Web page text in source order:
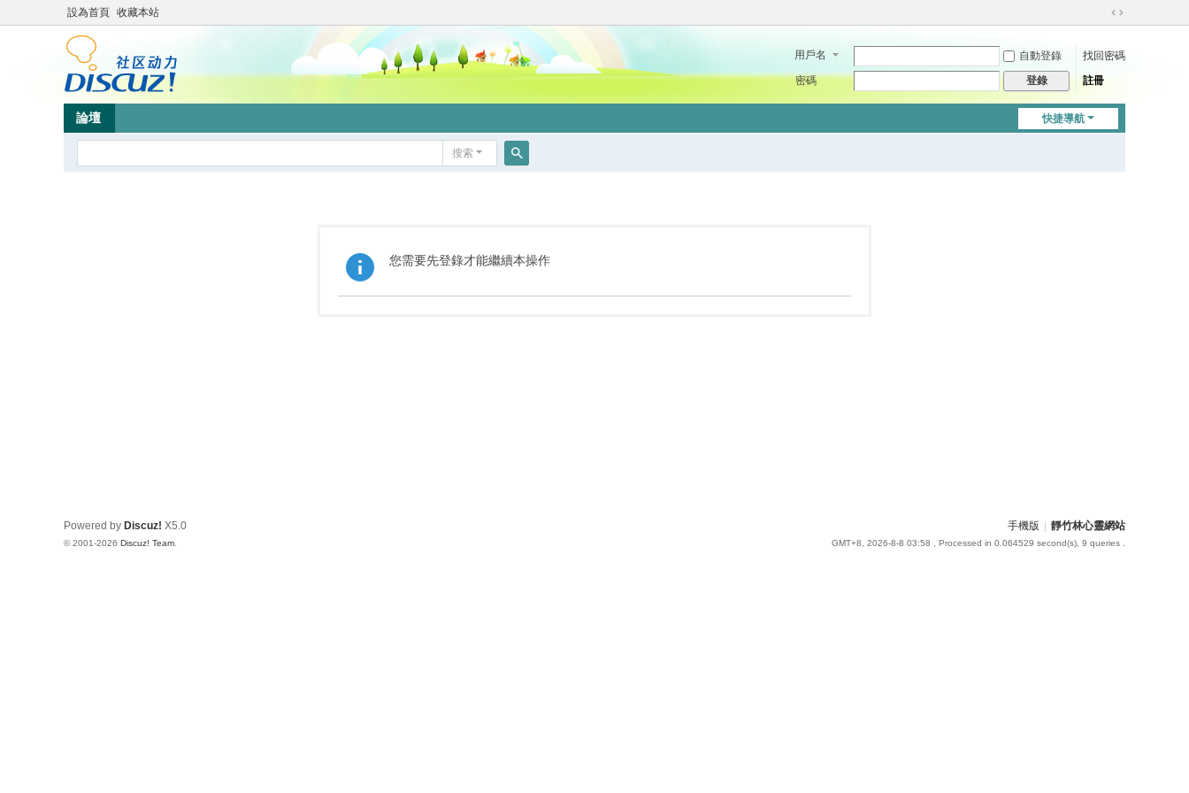
設為首頁 收藏本站
切
到
用戶名 自動登錄
找回密碼
密碼
登錄 註冊
快捷導航
論壇
搜索
您需要先登錄才能繼續本操作
手機版 靜竹林心靈網站
GMT+8, 2026-8-8 03:58 , Processed in 0.064529 second(s), 9 queries .
Powered by Discuz! X5.0
© 2001-2026 Discuz! Team